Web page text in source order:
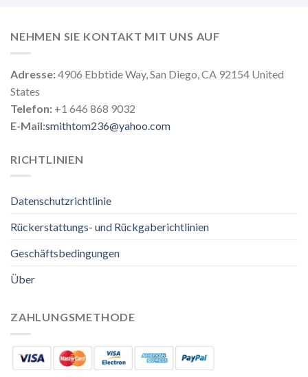
NEHMEN SIE KONTAKT MIT UNS AUF
Adresse:4906 Ebbtide Way, San Diego, CA 92154 United
States
Telefon: +1 646 868 9032
E-Mail:smithtom236@yahoo.com
RICHTLINIEN
Datenschutzrichtlinie
Rückerstattungs- und Rückgaberichtlinien
Geschäftsbedingungen
Über
ZAHLUNGSMETHODE